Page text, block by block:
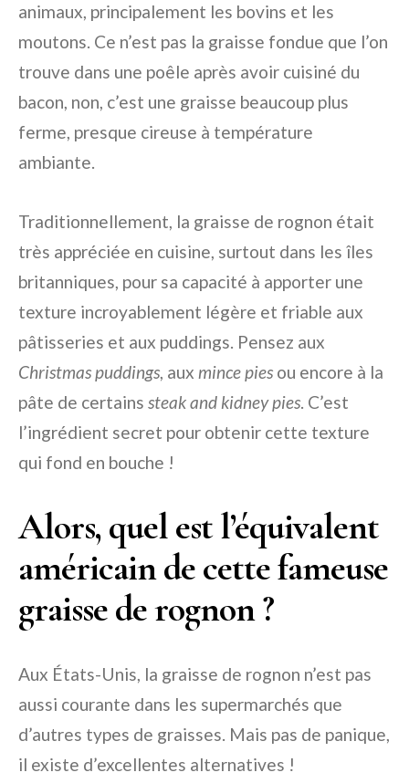
animaux, principalement les bovins et les
moutons. Ce n’est pas la graisse fondue que l’on
trouve dans une poêle après avoir cuisiné du
bacon, non, c’est une graisse beaucoup plus
ferme, presque cireuse à température
ambiante.
Traditionnellement, la graisse de rognon était
très appréciée en cuisine, surtout dans les îles
britanniques, pour sa capacité à apporter une
texture incroyablement légère et friable aux
pâtisseries et aux puddings. Pensez aux
Christmas puddings, aux mince pies ou encore à la
pâte de certains steak and kidney pies. C’est
l’ingrédient secret pour obtenir cette texture
qui fond en bouche !
Alors, quel est l’équivalent
américain de cette fameuse
graisse de rognon ?
Aux États-Unis, la graisse de rognon n’est pas
aussi courante dans les supermarchés que
d’autres types de graisses. Mais pas de panique,
il existe d’excellentes alternatives !